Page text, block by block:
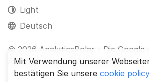
© 2026 AnalyticsPolar - Die Google
Alternative. All rights reserved.
Light
Deutsch
Mit Verwendung unserer
bestätigen Sie unsere cookie policy